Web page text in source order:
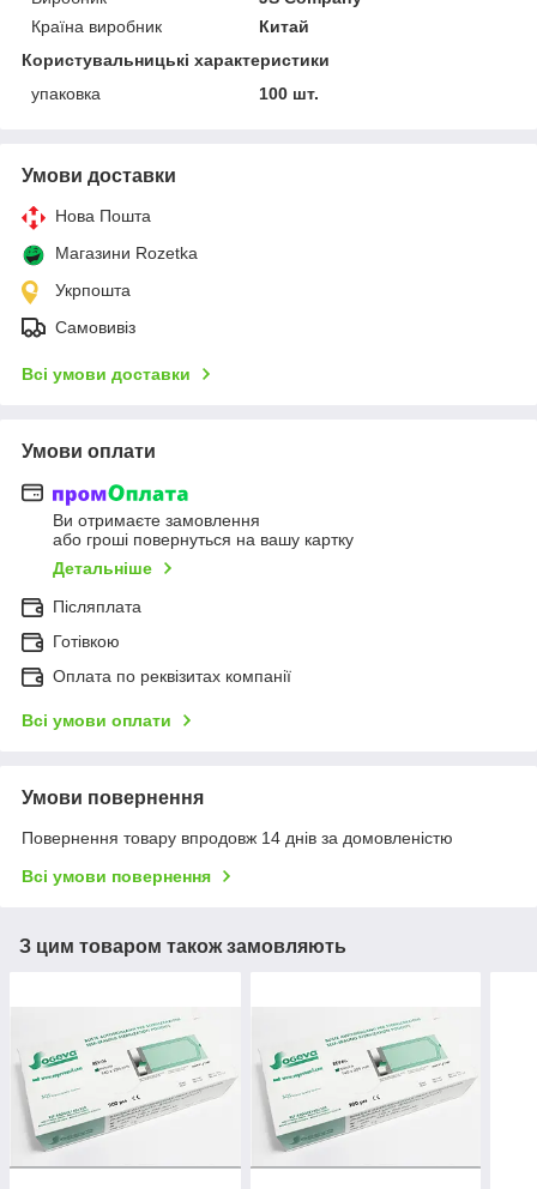
Країна виробник
Китай
Користувальницькі характеристики
упаковка
100 шт.
Умови доставки
Нова Пошта
Магазини Rozetka
Укрпошта
Самовивіз
Всі умови доставки
Умови оплати
Ви отримаєте замовлення
або гроші повернуться на вашу картку
Детальніше
Післяплата
Готівкою
Оплата по реквізитах компанії
Всі умови оплати
Умови повернення
Повернення товару впродовж 14 днів за домовленістю
Всі умови повернення
З цим товаром також замовляють